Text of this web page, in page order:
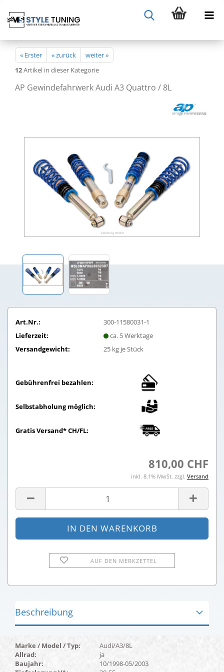
« Erster « zurück
weiter »
12Artikel in dieser Kategorie
AP Gewindefahrwerk Audi A3 Quattro / 8L
Art.Nr.:
300-11580031-1
Lieferzeit:
ca. 5 Werktage
Versandgewicht:
25kg je Stück
Gebührenfrei bezahlen:
Selbstabholung möglich:
Gratis Versand* CH/FL:
810,00 CHF
inkl. 8.1% MwSt. zzgl. Versand
AUF DEN MERKZETTEL
Beschreibung
Marke / Model / Typ:
Audi/A3/8L
Allrad:
ja
Baujahr:
10/1998-05/2003